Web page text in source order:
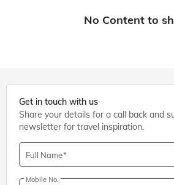
Get in touch with us
Share your details for a call back and
newsletter for travel inspiration.
Full Name
Mobile No.